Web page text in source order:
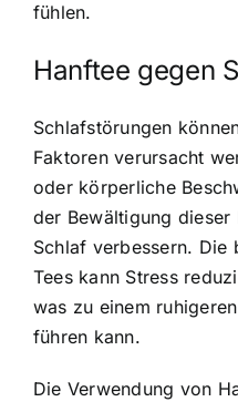
fühlen.
Hanftee gegen
Schlafstörungen
Faktoren verursacht
oder körperliche
der Bewältigung dieser
Schlaf verbessern. Die
Tees kann Stress
was zu einem
führen kann.
Die Verwendung von